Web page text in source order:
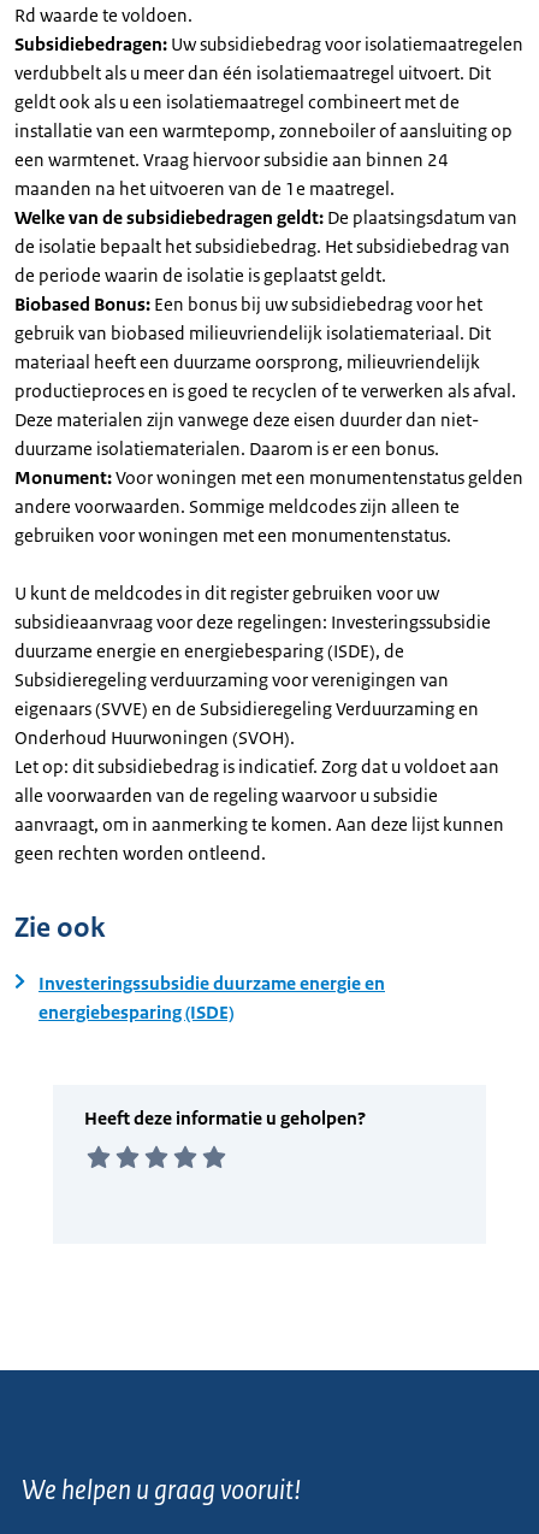
Rd waarde te voldoen.
Subsidiebedragen: Uw subsidiebedrag voor isolatiemaatregelen
verdubbelt als u meer dan één isolatiemaatregel uitvoert. Dit
geldt ook als u een isolatiemaatregel combineert met de
installatie van een warmtepomp, zonneboiler of aansluiting op
een warmtenet. Vraag hiervoor subsidie aan binnen 24
maanden na het uitvoeren van de 1e maatregel.
Welke van de subsidiebedragen geldt: De plaatsingsdatum van
de isolatie bepaalt het subsidiebedrag. Het subsidiebedrag van
de periode waarin de isolatie is geplaatst geldt.
Biobased Bonus: Een bonus bij uw subsidiebedrag voor het
gebruik van biobased milieuvriendelijk isolatiemateriaal. Dit
materiaal heeft een duurzame oorsprong, milieuvriendelijk
productieproces en is goed te recyclen of te verwerken als afval.
Deze materialen zijn vanwege deze eisen duurder dan niet-
duurzame isolatiematerialen. Daarom is er een bonus.
Monument:Voor woningen met een monumentenstatus gelden
andere voorwaarden. Sommige meldcodes zijn alleen te
gebruiken voor woningen met een monumentenstatus.
U kunt de meldcodes in dit register gebruiken voor uw
subsidieaanvraag voor deze regelingen: Investeringssubsidie
duurzame energie en energiebesparing (ISDE), de
Subsidieregeling verduurzaming voor verenigingen van
eigenaars (SVVE) en de Subsidieregeling Verduurzaming en
Onderhoud Huurwoningen (SVOH).
Let op: dit subsidiebedrag is indicatief. Zorg dat u voldoet aan
alle voorwaarden van de regeling waarvoor u subsidie
aanvraagt, om in aanmerking te komen. Aan deze lijst kunnen
geen rechten worden ontleend.
Zie ook
Investeringssubsidie duurzame energie en
energiebesparing (ISDE)
We helpen u graag vooruit!